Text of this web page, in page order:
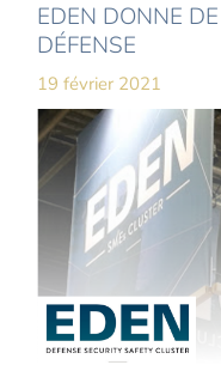
EDEN DONNE
DÉFENSE
19 février 2021